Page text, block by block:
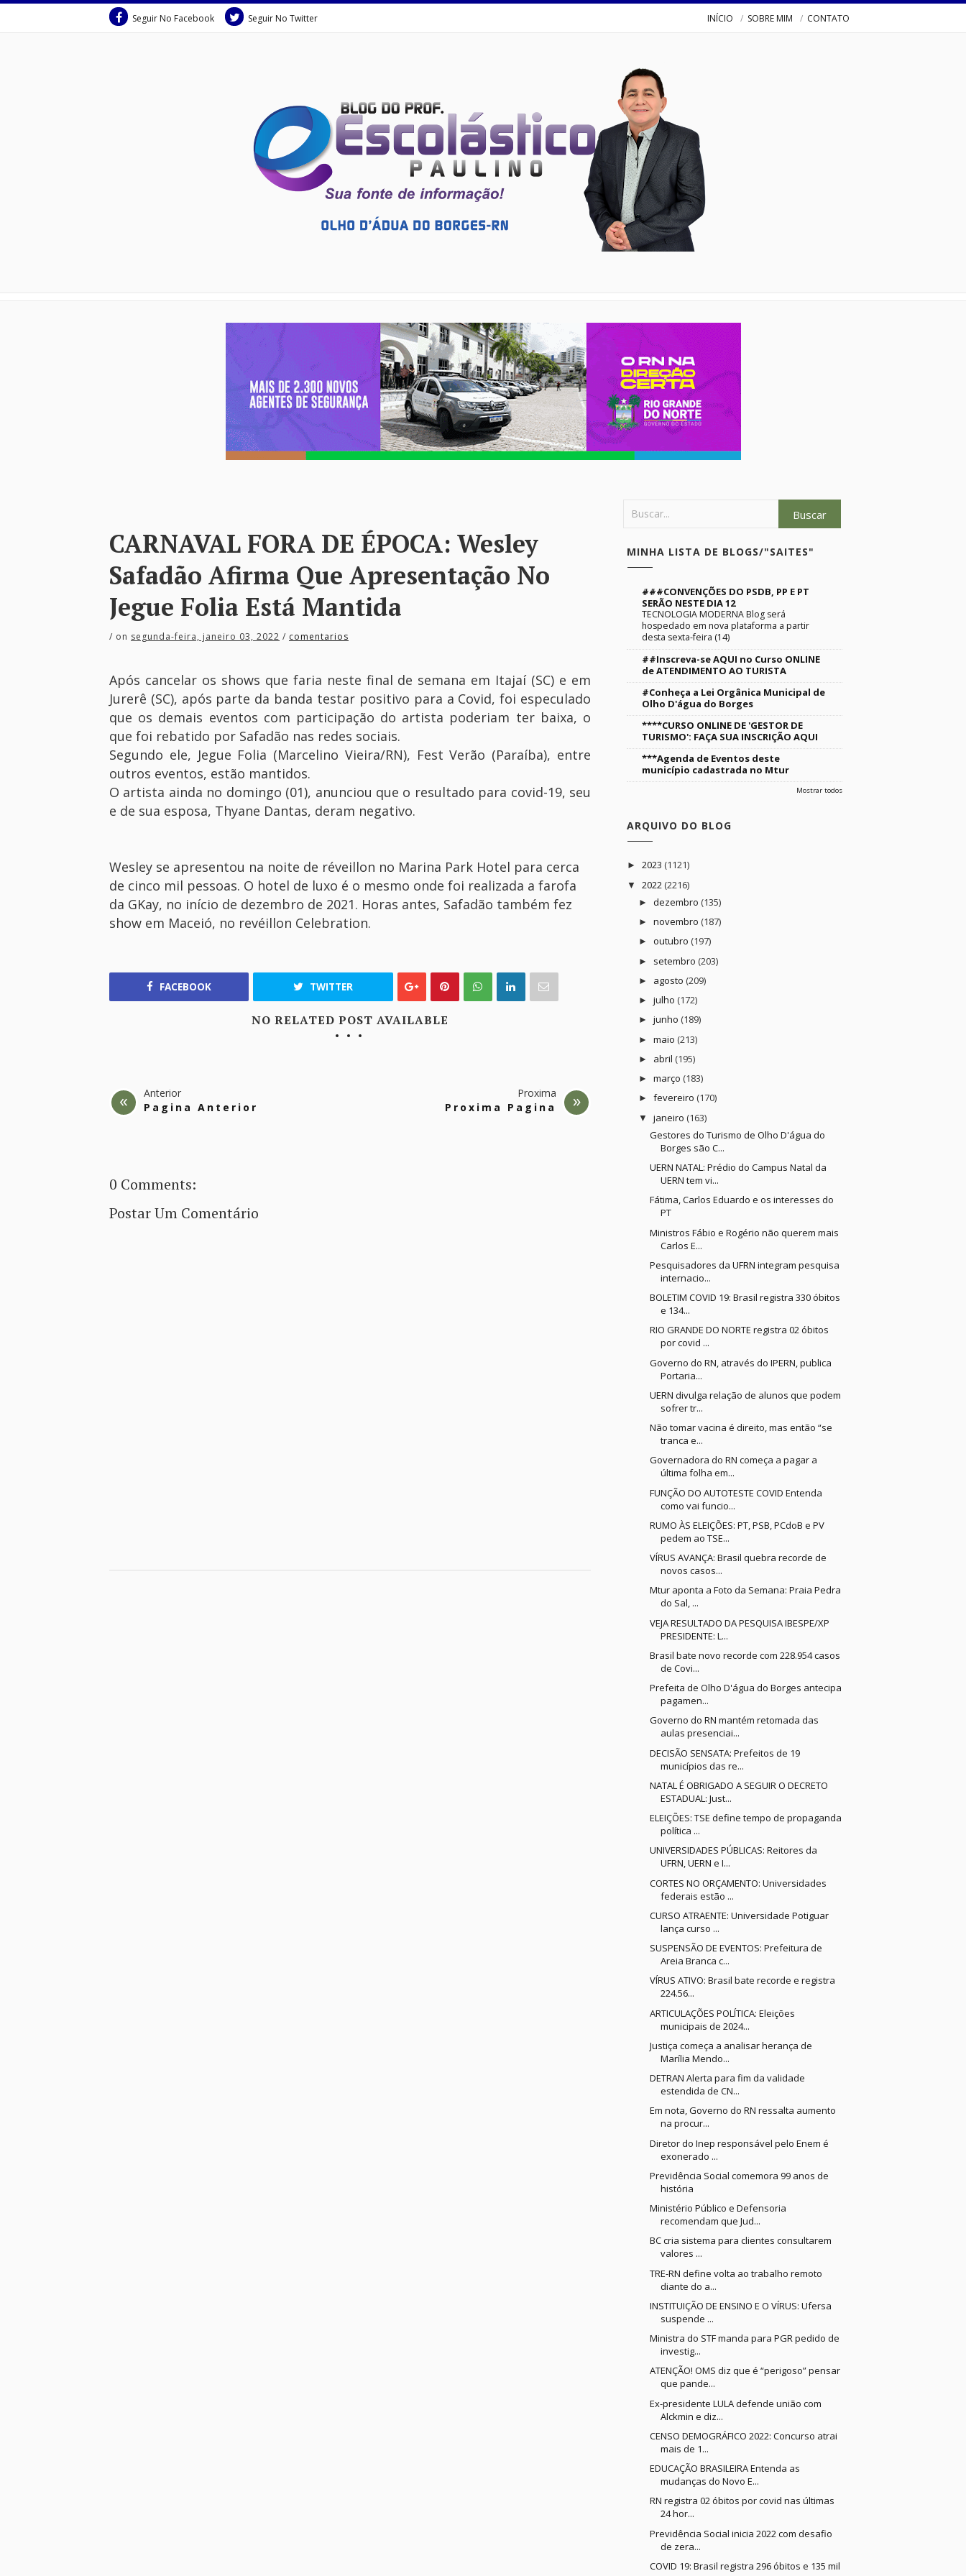
Seguir No Facebook Seguir No Twitter INÍCIO SOBRE MIM CONTATO
CARNAVAL FORA DE ÉPOCA: Wesley
Safadão Afirma Que Apresentação No
Jegue Folia Está Mantida
/ on segunda-feira, janeiro 03, 2022 / comentarios
Após cancelar os shows que faria neste final de semana em Itajaí (SC) e em
Jurerê (SC), após parte da banda testar positivo para a Covid, foi especulado
que os demais eventos com participação do artista poderiam ter baixa, o
que foi rebatido por Safadão nas redes sociais.
Segundo ele, Jegue Folia (Marcelino Vieira/RN), Fest Verão (Paraíba), entre
outros eventos, estão mantidos.
O artista ainda no domingo (01), anunciou que o resultado para covid-19, seu
e de sua esposa, Thyane Dantas, deram negativo.
Wesley se apresentou na noite de réveillon no Marina Park Hotel para cerca
de cinco mil pessoas. O hotel de luxo é o mesmo onde foi realizada a farofa
da GKay, no início de dezembro de 2021. Horas antes, Safadão também fez
show em Maceió, no revéillon Celebration.
FACEBOOK TWITTER
NO RELATED POST AVAILABLE
Anterior
Pagina Anterior
Proxima
Proxima Pagina
0 Comments:
Postar Um Comentário
MINHA LISTA DE BLOGS/"SAITES"
###CONVENÇÕES DO PSDB, PP E PT
SERÃO NESTE DIA 12
TECNOLOGIA MODERNA Blog será
hospedado em nova plataforma a partir
desta sexta-feira (14)
##Inscreva-se AQUI no Curso ONLINE
de ATENDIMENTO AO TURISTA
#Conheça a Lei Orgânica Municipal de
Olho D'água do Borges
****CURSO ONLINE DE 'GESTOR DE
TURISMO': FAÇA SUA INSCRIÇÃO AQUI
***Agenda de Eventos deste
município cadastrada no Mtur
Mostrar todos
ARQUIVO DO BLOG
► 2023 (1121)
▼ 2022 (2216)
► dezembro (135)
► novembro (187)
► outubro (197)
► setembro (203)
► agosto (209)
► julho (172)
► junho (189)
► maio (213)
► abril (195)
► março (183)
► fevereiro (170)
▼ janeiro (163)
Gestores do Turismo de Olho D'água do
Borges são C...
UERN NATAL: Prédio do Campus Natal da
UERN tem vi...
Fátima, Carlos Eduardo e os interesses do
PT
Ministros Fábio e Rogério não querem mais
Carlos E...
Pesquisadores da UFRN integram pesquisa
internacio...
BOLETIM COVID 19: Brasil registra 330 óbitos
e 134...
RIO GRANDE DO NORTE registra 02 óbitos
por covid ...
Governo do RN, através do IPERN, publica
Portaria...
UERN divulga relação de alunos que podem
sofrer tr...
Não tomar vacina é direito, mas então “se
tranca e...
Governadora do RN começa a pagar a
última folha em...
FUNÇÃO DO AUTOTESTE COVID Entenda
como vai funcio...
RUMO ÀS ELEIÇÕES: PT, PSB, PCdoB e PV
pedem ao TSE...
VÍRUS AVANÇA: Brasil quebra recorde de
novos casos...
Mtur aponta a Foto da Semana: Praia Pedra
do Sal, ...
VEJA RESULTADO DA PESQUISA IBESPE/XP
PRESIDENTE: L...
Brasil bate novo recorde com 228.954 casos
de Covi...
Prefeita de Olho D'água do Borges antecipa
pagamen...
Governo do RN mantém retomada das
aulas presenciai...
DECISÃO SENSATA: Prefeitos de 19
municípios das re...
NATAL É OBRIGADO A SEGUIR O DECRETO
ESTADUAL: Just...
ELEIÇÕES: TSE define tempo de propaganda
política ...
UNIVERSIDADES PÚBLICAS: Reitores da
UFRN, UERN e I...
CORTES NO ORÇAMENTO: Universidades
federais estão ...
CURSO ATRAENTE: Universidade Potiguar
lança curso ...
SUSPENSÃO DE EVENTOS: Prefeitura de
Areia Branca c...
VÍRUS ATIVO: Brasil bate recorde e registra
224.56...
ARTICULAÇÕES POLÍTICA: Eleições
municipais de 2024...
Justiça começa a analisar herança de
Marília Mendo...
DETRAN Alerta para fim da validade
estendida de CN...
Em nota, Governo do RN ressalta aumento
na procur...
Diretor do Inep responsável pelo Enem é
exonerado ...
Previdência Social comemora 99 anos de
história
Ministério Público e Defensoria
recomendam que Jud...
BC cria sistema para clientes consultarem
valores ...
TRE-RN define volta ao trabalho remoto
diante do a...
INSTITUIÇÃO DE ENSINO E O VÍRUS: Ufersa
suspende ...
Ministra do STF manda para PGR pedido de
investig...
ATENÇÃO! OMS diz que é “perigoso” pensar
que pande...
Ex-presidente LULA defende união com
Alckmin e diz...
CENSO DEMOGRÁFICO 2022: Concurso atrai
mais de 1...
EDUCAÇÃO BRASILEIRA Entenda as
mudanças do Novo E...
RN registra 02 óbitos por covid nas últimas
24 hor...
Previdência Social inicia 2022 com desafio
de zera...
COVID 19: Brasil registra 296 óbitos e 135 mil